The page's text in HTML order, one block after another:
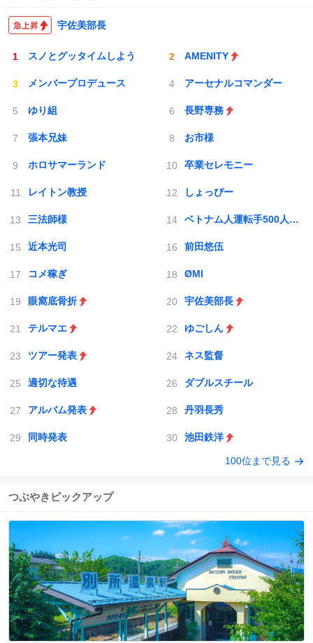
宇佐美部長
スノとグッタイムしよう AMENITY
メンバープロデュース アーセナルコマンダー
ゆり組 長野専務
張本兄妹 お市様
ホロサマーランド 卒業セレモニー
レイトン教授 しょっぴー
三法師様 ベトナム人運転手500人採用
近本光司 前田悠伍
コメ稼ぎ ØMI
眼窩底骨折 宇佐美部長
テルマエ ゆごしん
ツアー発表 ネス監督
適切な待遇 ダブルスチール
アルバム発表 丹羽長秀
同時発表 池田鉄洋
100位まで見る
つぶやきピックアップ